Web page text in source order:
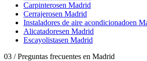
Carpinterosen Madrid
Cerrajerosen Madrid
Instaladores de aire acondicionadoen
Alicatadoresen Madrid
Escayolistasen Madrid
03 /Preguntas frecuentes en Madrid